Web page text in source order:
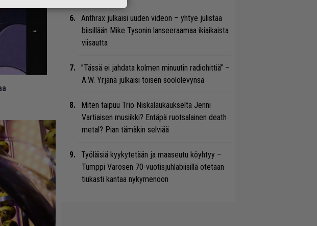
Anthrax julkaisi uuden videon – yhtye julistaa
biisillään Mike Tysonin lanseeraamaa ikiaikaista
viisautta
”Tässä ei jahdata kolmen minuutin radiohittiä” –
A.W. Yrjänä julkaisi toisen soololevynsä
Miten taipuu Trio Niskalaukaukselta Jenni
Vartiaisen musiikki? Entäpä ruotsalainen death
metal? Pian tämäkin selviää
Työläisiä kyykytetään ja maaseutu köyhtyy –
Tumppi Varosen 70-vuotisjuhlabiisillä otetaan
tiukasti kantaa nykymenoon